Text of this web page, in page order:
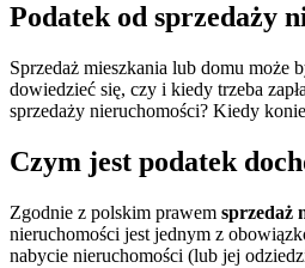
Podatek od sprzedaży
Sprzedaż mieszkania lub domu
dowiedzieć się, czy i kiedy trzeba
sprzedaży nieruchomości? Kiedy
Czym jest podatek
Zgodnie z polskim prawem sprzedaż
nieruchomości jest jednym z
nabycie nieruchomości (lub jej